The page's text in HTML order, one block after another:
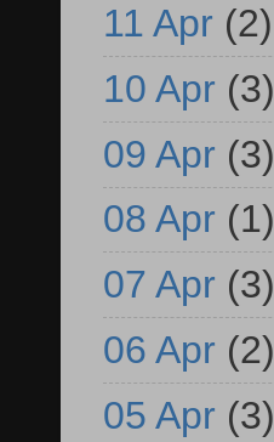
11 Apr (2)
10 Apr (3)
09 Apr (3)
08 Apr (1)
07 Apr (3)
06 Apr (2)
05 Apr (3)